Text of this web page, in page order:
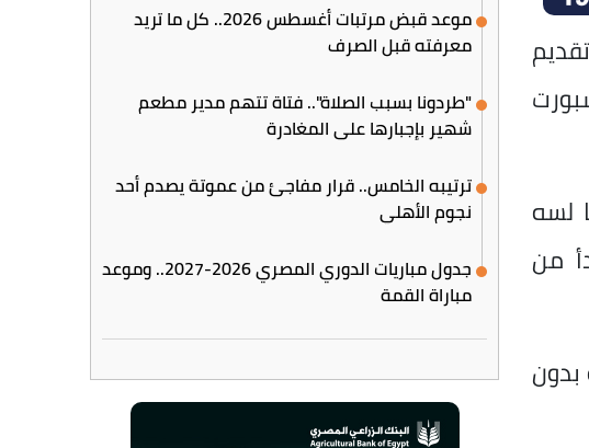
سبورت
لسه
سبورت 2026 بسعر يبدأ من
موعد قبض مرتبات أغسطس 2026.. كل ما تريد
معرفته قبل الصرف
"طردونا بسبب الصلاة".. فتاة تتهم مدير مطعم
شهير بإجبارها على المغادرة
ترتيبه الخامس.. قرار مفاجئ من عموتة يصدم أحد
نجوم الأهلي
جدول مباريات الدوري المصري 2026-2027.. وموعد
مباراة القمة